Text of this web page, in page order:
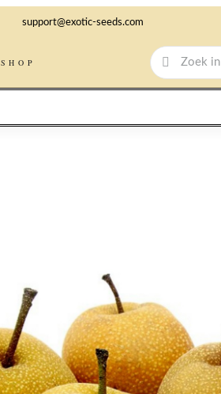
support@exotic-seeds.com
SHOP